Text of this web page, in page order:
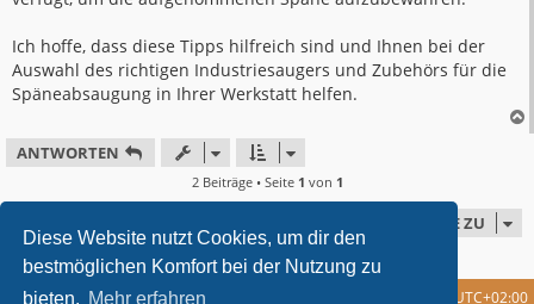
Diese Website nutzt Cookies, um dir den
bestmöglichen Komfort bei der Nutzung zu
bieten. Mehr erfahren
Ich hoffe, dass diese Tipps hilfreich sind und Ihnen bei der
Auswahl des richtigen Industriesaugers und Zubehörs für die
Späneabsaugung in Ihrer Werkstatt helfen.
ANTWORTEN
2 Beiträge • Seite 1 von 1
GEHE ZU
Foren-Übersicht UTC+02:00
Alle Cookies löschen